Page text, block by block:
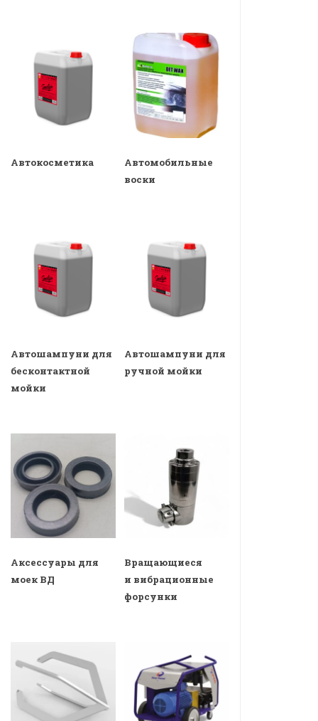
Автокосметика
Автомобильные
воски
Автошампуни для
бесконтактной
мойки
Автошампуни для
ручной мойки
Аксессуары для
моек ВД
Вращающиеся
и вибрационные
форсунки